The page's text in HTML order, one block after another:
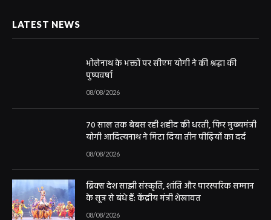
LATEST NEWS
भोलेनाथ के भक्तों पर सीएम योगी ने की श्रद्धा की
पुष्पवर्षा
08/08/2026
70 साल तक बेबस रही शहीद की धरती, फिर मुख्यमंत्री
योगी आदित्यनाथ ने मिटा दिया तीन पीढ़ियों का दर्द
08/08/2026
ब्रिक्स देश साझी संस्कृति, शांति और पारस्परिक सम्मान
के सूत्र से बंधे हैं: केंद्रीय मंत्री शेखावत
08/08/2026